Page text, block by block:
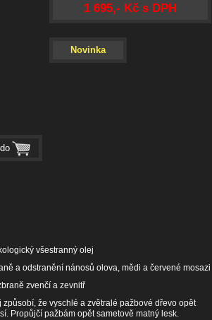
1 695,- Kč s DPH
Novinka
všestranný olej
a odstranění nánosů olova, mědi a červené mosazi
zvenčí a zevnitř
že vyschlé a zvětralé pažbové dřevo opět
Propůjčí pažbám opět sametově matný lesk.